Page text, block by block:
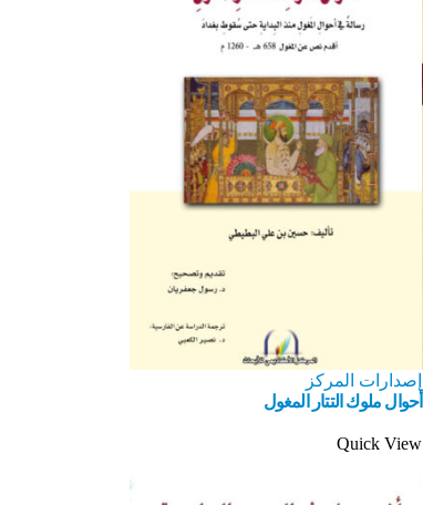
إصدارات المركز
أحوال ملوك التتار المغول
Quick View